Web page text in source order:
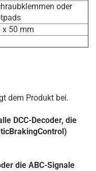
oder
x 50 mm
dem Produkt bei.
DCC-Decoder, die
die ABC-Signale